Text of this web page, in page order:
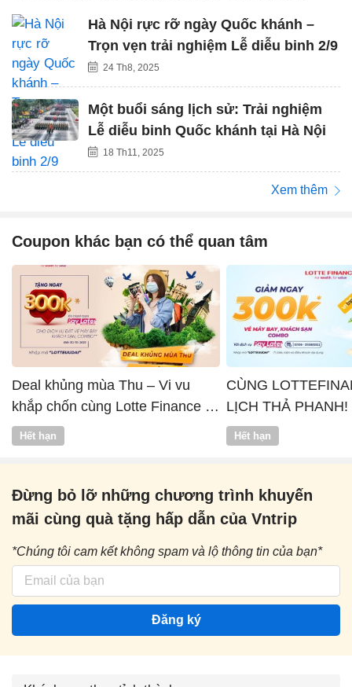
Hà Nội rực rỡ ngày Quốc khánh –
Trọn vẹn trải nghiệm Lễ diễu binh 2/9
24 Th8, 2025
Một buổi sáng lịch sử: Trải nghiệm
Lễ diễu binh Quốc khánh tại Hà Nội
18 Th11, 2025
Xem thêm
Coupon khác bạn có thể quan tâm
Deal khủng mùa Thu – Vi vu
khắp chốn cùng Lotte Finance x
Vntrip
Hết hạn
CÙNG
LỊCH THẢ PHANH!
Hết hạn
Đừng bỏ lỡ những chương trình khuyến
mãi cùng quà tặng hấp dẫn của Vntrip
*Chúng tôi cam kết không spam và lộ thông tin của bạn*
Đăng ký